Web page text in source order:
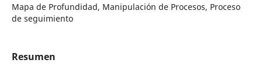
Mapa de Profundidad, Manipulación de Procesos, Proceso
de seguimiento
Resumen